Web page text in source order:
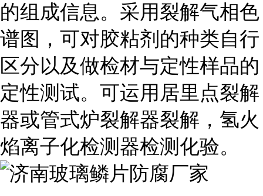
的组成信息。采用裂解气相色
谱图，可对胶粘剂的种类自行
区分以及做检材与定性样品的
定性测试。可运用居里点裂解
器或管式炉裂解器裂解，氢火
焰离子化检测器检测化验。